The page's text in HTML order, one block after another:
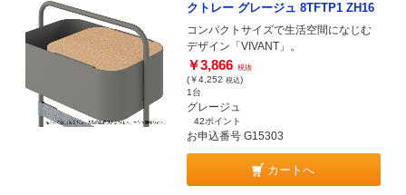
クトレー グレージュ 8TFTP1 ZH16
コンパクトサイズで生活空間になじむ
デザイン「VIVANT」。
￥3,866 税抜
(￥4,252 税込)
1台
グレージュ
42ポイント
お申込番号 G15303
カートへ